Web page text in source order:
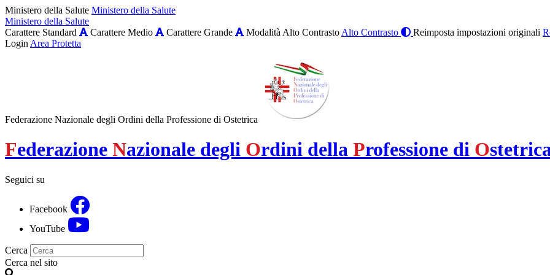
Ministero della Salute Ministero della Salute
Ministero della Salute
Carattere Standard
Carattere Medio Carattere Grande Modalità Alto Contrasto Alto Contrasto Reimposta impostazioni originali
Login Area Protetta
Federazione Nazionale degli Ordini della Professione di Ostetrica
Federazione Nazionale degli Ordini della Professione di O
Seguici su
Facebook
YouTube
Cerca
Cerca nel sito